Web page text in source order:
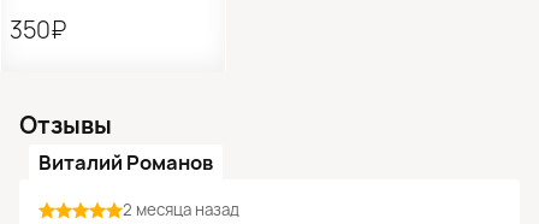
350₽
Отзывы
Виталий Романов
2 месяца назад